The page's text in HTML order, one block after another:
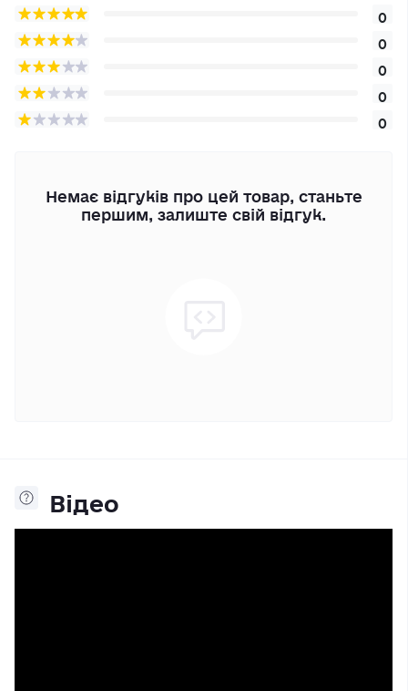
0
0
0
0
0
Немає відгуків про цей товар, станьте
першим, залиште свій відгук.
Відео